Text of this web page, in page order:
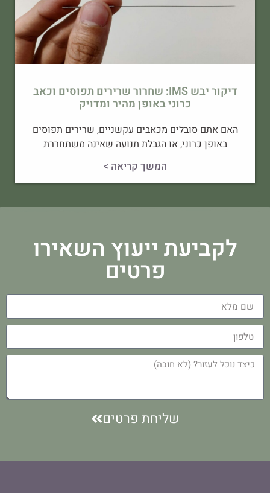
דיקור יבש IMS: שחרור שרירים תפוסים וכאב
כרוני באופן מהיר ומדויק
האם אתם סובלים מכאבים עקשניים, שרירים תפוסים
באופן כרוני, או הגבלת תנועה שאינה משתחררת
המשך קריאה >
לקביעת ייעוץ השאירו
פרטים
שליחת פרטים